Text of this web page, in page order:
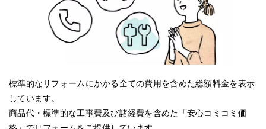
標準的なリフォームにかかる全ての費用を含めた総額料金を表示
しています。
商品代・標準的な工事費及び諸経費を含めた「安心コミコミ価